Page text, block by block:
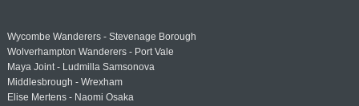
Wycombe Wanderers - Stevenage Borough
Wolverhampton Wanderers - Port Vale
Maya Joint - Ludmilla Samsonova
Middlesbrough - Wrexham
Elise Mertens - Naomi Osaka